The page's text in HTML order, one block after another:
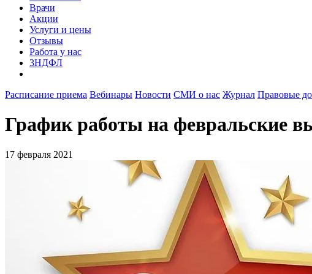
Врачи
Акции
Услуги и цены
Отзывы
Работа у нас
3НДФЛ
Расписание приема Вебинары Новости СМИ о нас Журнал Правовые
График работы на февральские
17 февраля 2021